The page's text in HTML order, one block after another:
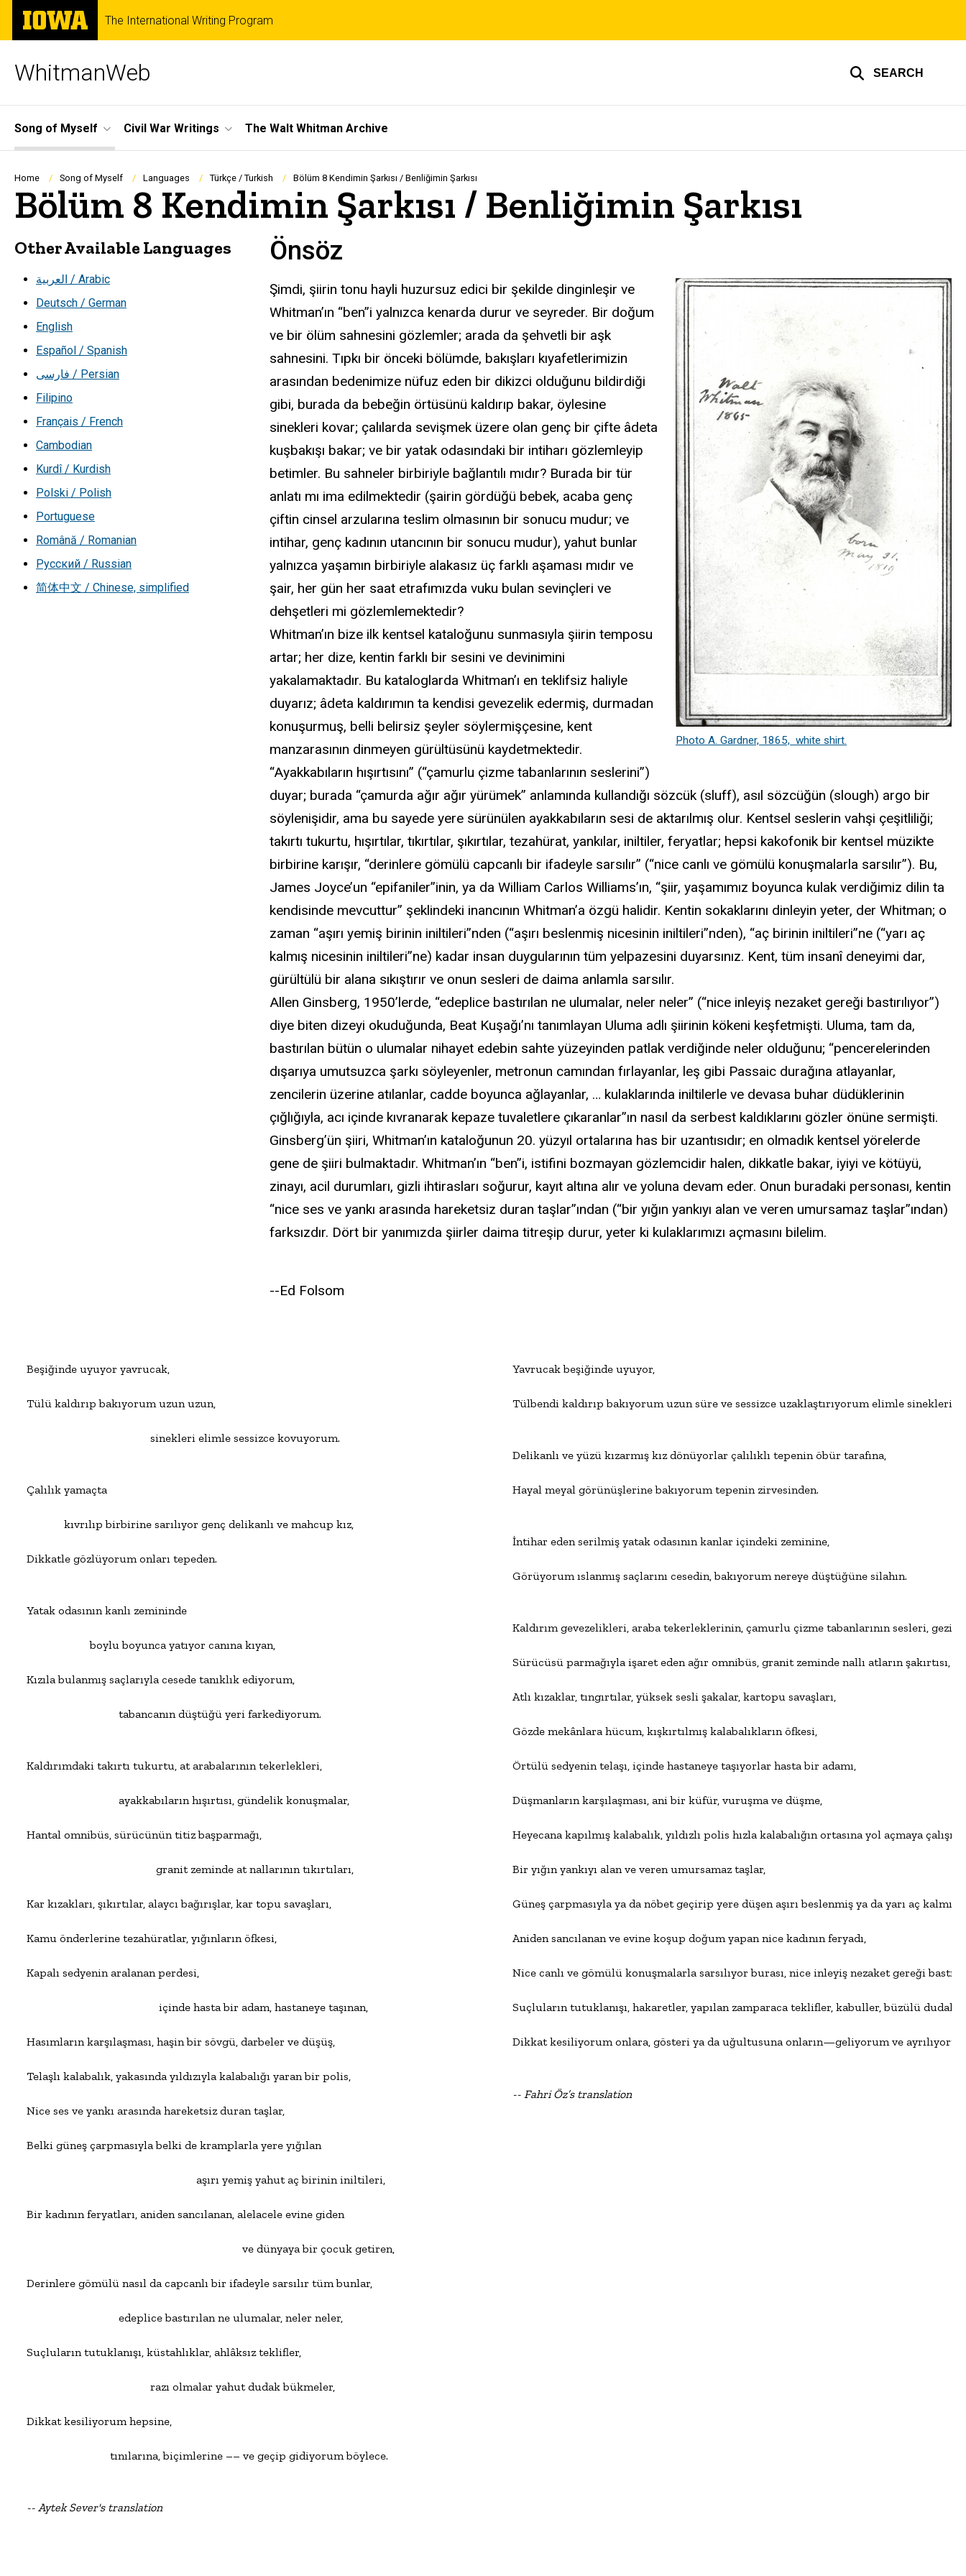
Skip
main
The
University
of
The International Writing Program
WhitmanWeb SEARCH
Site
Main
Navigation
Song of Myself Civil War Writings The Walt Whitman Archive
Breadcrumb
Home Song of Myself Languages Türkçe / Turkish Bölüm 8 Kendimin Şarkısı / Benliğimin Şarkısı
Bölüm 8 Kendimin Şarkısı / Benliğimin Şarkısı
Other Available Languages
العربية / Arabic
Deutsch / German
English
Español / Spanish
فارسی / Persian
Filipino
Français / French
Cambodian
Kurdî / Kurdish
Polski / Polish
Portuguese
Română / Romanian
Русский / Russian
简体中文 / Chinese, simplified
Önsöz
Photo A. Gardner, 1865, white shirt.
Şimdi, şiirin tonu hayli huzursuz edici bir şekilde dinginleşir ve
Whitman’ın “ben”i yalnızca kenarda durur ve seyreder. Bir doğum
ve bir ölüm sahnesini gözlemler; arada da şehvetli bir aşk
sahnesini. Tıpkı bir önceki bölümde, bakışları kıyafetlerimizin
arasından bedenimize nüfuz eden bir dikizci olduğunu bildirdiği
gibi, burada da bebeğin örtüsünü kaldırıp bakar, öylesine
sinekleri kovar; çalılarda sevişmek üzere olan genç bir çifte âdeta
kuşbakışı bakar; ve bir yatak odasındaki bir intiharı gözlemleyip
betimler. Bu sahneler birbiriyle bağlantılı mıdır? Burada bir tür
anlatı mı ima edilmektedir (şairin gördüğü bebek, acaba genç
çiftin cinsel arzularına teslim olmasının bir sonucu mudur; ve
intihar, genç kadının utancının bir sonucu mudur), yahut bunlar
yalnızca yaşamın birbiriyle alakasız üç farklı aşaması mıdır ve
şair, her gün her saat etrafımızda vuku bulan sevinçleri ve
dehşetleri mi gözlemlemektedir?
Whitman’ın bize ilk kentsel kataloğunu sunmasıyla şiirin temposu
artar; her dize, kentin farklı bir sesini ve devinimini
yakalamaktadır. Bu kataloglarda Whitman’ı en teklifsiz haliyle
duyarız; âdeta kaldırımın ta kendisi gevezelik edermiş, durmadan
konuşurmuş, belli belirsiz şeyler söylermişçesine, kent
manzarasının dinmeyen gürültüsünü kaydetmektedir.
“Ayakkabıların hışırtısını” (“çamurlu çizme tabanlarının seslerini”)
duyar; burada “çamurda ağır ağır yürümek” anlamında kullandığı sözcük (sluff), asıl sözcüğün (slough) argo bir
söylenişidir, ama bu sayede yere sürünülen ayakkabıların sesi de aktarılmış olur. Kentsel seslerin vahşi çeşitliliği;
takırtı tukurtu, hışırtılar, tıkırtılar, şıkırtılar, tezahürat, yankılar, iniltiler, feryatlar; hepsi kakofonik bir kentsel müzikte
birbirine karışır, “derinlere gömülü capcanlı bir ifadeyle sarsılır” (“nice canlı ve gömülü konuşmalarla sarsılır”). Bu,
James Joyce’un “epifaniler”inin, ya da William Carlos Williams’ın, “şiir, yaşamımız boyunca kulak verdiğimiz dilin ta
kendisinde mevcuttur” şeklindeki inancının Whitman’a özgü halidir. Kentin sokaklarını dinleyin yeter, der Whitman; o
zaman “aşırı yemiş birinin iniltileri”nden (“aşırı beslenmiş nicesinin iniltileri”nden), “aç birinin iniltileri”ne (“yarı aç
kalmış nicesinin iniltileri”ne) kadar insan duygularının tüm yelpazesini duyarsınız. Kent, tüm insanî deneyimi dar,
gürültülü bir alana sıkıştırır ve onun sesleri de daima anlamla sarsılır.
Allen Ginsberg, 1950’lerde, “edeplice bastırılan ne ulumalar, neler neler” (“nice inleyiş nezaket gereği bastırılıyor”)
diye biten dizeyi okuduğunda, Beat Kuşağı’nı tanımlayan Uluma adlı şiirinin kökeni keşfetmişti. Uluma, tam da,
bastırılan bütün o ulumalar nihayet edebin sahte yüzeyinden patlak verdiğinde neler olduğunu; “pencerelerinden
dışarıya umutsuzca şarkı söyleyenler, metronun camından fırlayanlar, leş gibi Passaic durağına atlayanlar,
zencilerin üzerine atılanlar, cadde boyunca ağlayanlar, … kulaklarında iniltilerle ve devasa buhar düdüklerinin
çığlığıyla, acı içinde kıvranarak kepaze tuvaletlere çıkaranlar”ın nasıl da serbest kaldıklarını gözler önüne sermişti.
Ginsberg’ün şiiri, Whitman’ın kataloğunun 20. yüzyıl ortalarına has bir uzantısıdır; en olmadık kentsel yörelerde
gene de şiiri bulmaktadır. Whitman’ın “ben”i, istifini bozmayan gözlemcidir halen, dikkatle bakar, iyiyi ve kötüyü,
zinayı, acil durumları, gizli ihtirasları soğurur, kayıt altına alır ve yoluna devam eder. Onun buradaki personası, kentin
“nice ses ve yankı arasında hareketsiz duran taşlar”ından (“bir yığın yankıyı alan ve veren umursamaz taşlar”ından)
farksızdır. Dört bir yanımızda şiirler daima titreşip durur, yeter ki kulaklarımızı açmasını bilelim.
--Ed Folsom
Beşiğinde uyuyor yavrucak,
Tülü kaldırıp bakıyorum uzun uzun,
                                           sinekleri elimle sessizce kovuyorum.
Çalılık yamaçta
             kıvrılıp birbirine sarılıyor genç delikanlı ve mahcup kız,
Dikkatle gözlüyorum onları tepeden.
Yatak odasının kanlı zemininde
                      boylu boyunca yatıyor canına kıyan,
Kızıla bulanmış saçlarıyla cesede tanıklık ediyorum,
                                tabancanın düştüğü yeri farkediyorum.
Kaldırımdaki takırtı tukurtu, at arabalarının tekerlekleri,
                                ayakkabıların hışırtısı, gündelik konuşmalar,
Hantal omnibüs, sürücünün titiz başparmağı,
                                             granit zeminde at nallarının tıkırtıları,
Kar kızakları, şıkırtılar, alaycı bağırışlar, kar topu savaşları,
Kamu önderlerine tezahüratlar, yığınların öfkesi,
Kapalı sedyenin aralanan perdesi,
                                              içinde hasta bir adam, hastaneye taşınan,
Hasımların karşılaşması, haşin bir sövgü, darbeler ve düşüş,
Telaşlı kalabalık, yakasında yıldızıyla kalabalığı yaran bir polis,
Nice ses ve yankı arasında hareketsiz duran taşlar,
Belki güneş çarpmasıyla belki de kramplarla yere yığılan
                                                           aşırı yemiş yahut aç birinin iniltileri,
Bir kadının feryatları, aniden sancılanan, alelacele evine giden
                                                                           ve dünyaya bir çocuk getiren,
Derinlere gömülü nasıl da capcanlı bir ifadeyle sarsılır tüm bunlar,
                                edeplice bastırılan ne ulumalar, neler neler,
Suçluların tutuklanışı, küstahlıklar, ahlâksız teklifler,
                                           razı olmalar yahut dudak bükmeler,
Dikkat kesiliyorum hepsine,
                             tınılarına, biçimlerine –– ve geçip gidiyorum böylece.
-- Aytek Sever's translation
Yavrucak beşiğinde uyuyor,
Tülbendi kaldırıp bakıyorum uzun süre ve sessizce uzaklaştırıyorum elimle sinekleri.
Delikanlı ve yüzü kızarmış kız dönüyorlar çalılıklı tepenin öbür tarafına,
Hayal meyal görünüşlerine bakıyorum tepenin zirvesinden.
İntihar eden serilmiş yatak odasının kanlar içindeki zeminine,
Görüyorum ıslanmış saçlarını cesedin, bakıyorum nereye düştüğüne silahın.
Kaldırım gevezelikleri, araba tekerleklerinin, çamurlu çizme tabanlarının sesleri,
Sürücüsü parmağıyla işaret eden ağır omnibüs, granit zeminde nallı atların şakırtısı,
Atlı kızaklar, tıngırtılar, yüksek sesli şakalar, kartopu savaşları,
Gözde mekânlara hücum, kışkırtılmış kalabalıkların öfkesi,
Örtülü sedyenin telaşı, içinde hastaneye taşıyorlar hasta bir adamı,
Düşmanların karşılaşması, ani bir küfür, vuruşma ve düşme,
Heyecana kapılmış kalabalık, yıldızlı polis hızla kalabalığın ortasına yol açmaya
Bir yığın yankıyı alan ve veren umursamaz taşlar,
Güneş çarpmasıyla ya da nöbet geçirip yere düşen aşırı beslenmiş ya da yarı aç
Aniden sancılanan ve evine koşup doğum yapan nice kadının feryadı,
Nice canlı ve gömülü konuşmalarla sarsılıyor burası, nice inleyiş nezaket gereği
Suçluların tutuklanışı, hakaretler, yapılan zamparaca teklifler, kabuller, büzülü
-- Fahri Öz’s translation